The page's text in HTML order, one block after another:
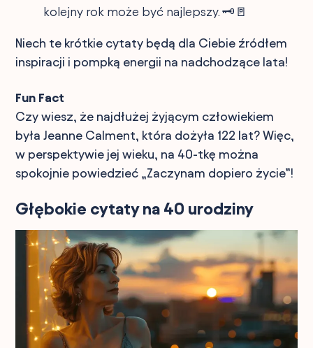
kolejny rok może być najlepszy. 🗝️🚪
Niech te krótkie cytaty będą dla Ciebie źródłem
inspiracji i pompką energii na nadchodzące lata!
Fun Fact
Czy wiesz, że najdłużej żyjącym człowiekiem
była Jeanne Calment, która dożyła 122 lat? Więc,
w perspektywie jej wieku, na 40-tkę można
spokojnie powiedzieć „Zaczynam dopiero życie”!
Głębokie cytaty na 40 urodziny